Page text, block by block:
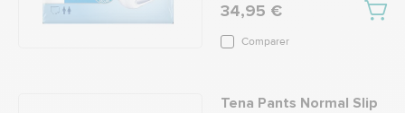
34,95 €
Comparer
Tena Pants Normal Slip